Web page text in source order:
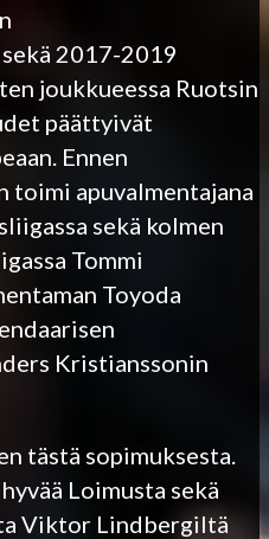
2017-2019
joukkueessa Ruotsin
päättyivät
Ennen
toimi apuvalmentajana
sekä kolmen
Tommi
Toyoda
Kristianssonin
tästä sopimuksesta.
Loimusta sekä
Viktor Lindbergiltä